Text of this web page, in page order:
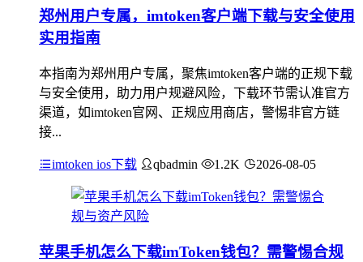
郑州用户专属，imtoken客户端下载与安全使用
实用指南
本指南为郑州用户专属，聚焦imtoken客户端的正规下载
与安全使用，助力用户规避风险，下载环节需认准官方
渠道，如imtoken官网、正规应用商店，警惕非官方链
接...
imtoken ios下载 qbadmin 1.2K 2026-08-05
苹果手机怎么下载imToken钱包？需警惕合规